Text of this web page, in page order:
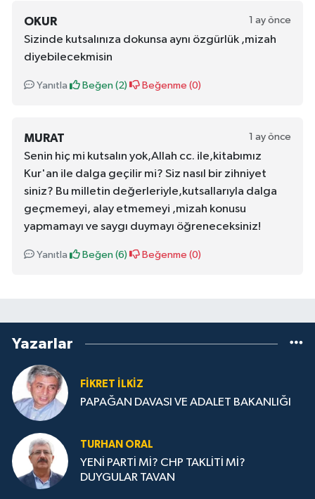
OKUR 1 ay önce
Sizinde kutsalınıza dokunsa aynı özgürlük ,mizah
diyebilecekmisin
Yanıtla Beğen (2) Beğenme (0)
MURAT 1 ay önce
Senin hiç mi kutsalın yok,Allah cc. ile,kitabımız
Kur'an ile dalga geçilir mi? Siz nasıl bir zihniyet
siniz? Bu milletin değerleriyle,kutsallarıyla dalga
geçmemeyi, alay etmemeyi ,mizah konusu
yapmamayı ve saygı duymayı öğreneceksiniz!
Yanıtla Beğen (6) Beğenme (0)
Yazarlar
FIKRET İLKİZ
PAPAĞAN DAVASI VE ADALET BAKANLIĞI
TURHAN ORAL
YENİ PARTİ Mİ? CHP TAKLİTİ Mİ?
DUYGULAR TAVAN